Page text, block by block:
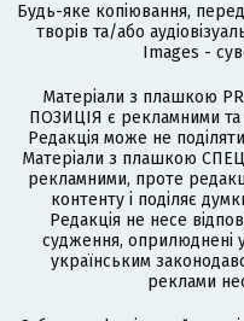
Будь-яке копіювання,
творів та/або
Images -
Матеріали з плашкою
ПОЗИЦІЯ є рекламними та
Редакція може не
Матеріали з плашкою
рекламними, проте
контенту і поділяє
Редакція не несе
судження, оприлюднені
українським
реклами